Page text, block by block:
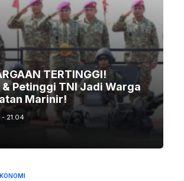
TERTINGGI!
& Petinggi TNI Jadi Warga
Marinir!
21.04